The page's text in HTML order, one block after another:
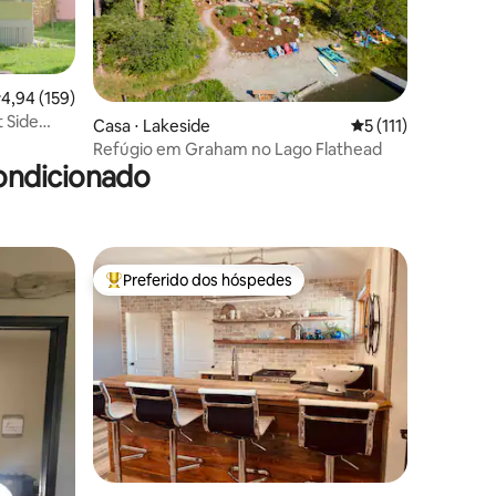
de uma avaliação média de 5, 159 avaliações
4,94 (159)
Side
Casa ⋅ Lakeside 5 de uma
5 (111)
Refúgio em Graham no Lago Flathead
Entre os melhores preferidos dos hóspedes
Preferido dos hóspedes